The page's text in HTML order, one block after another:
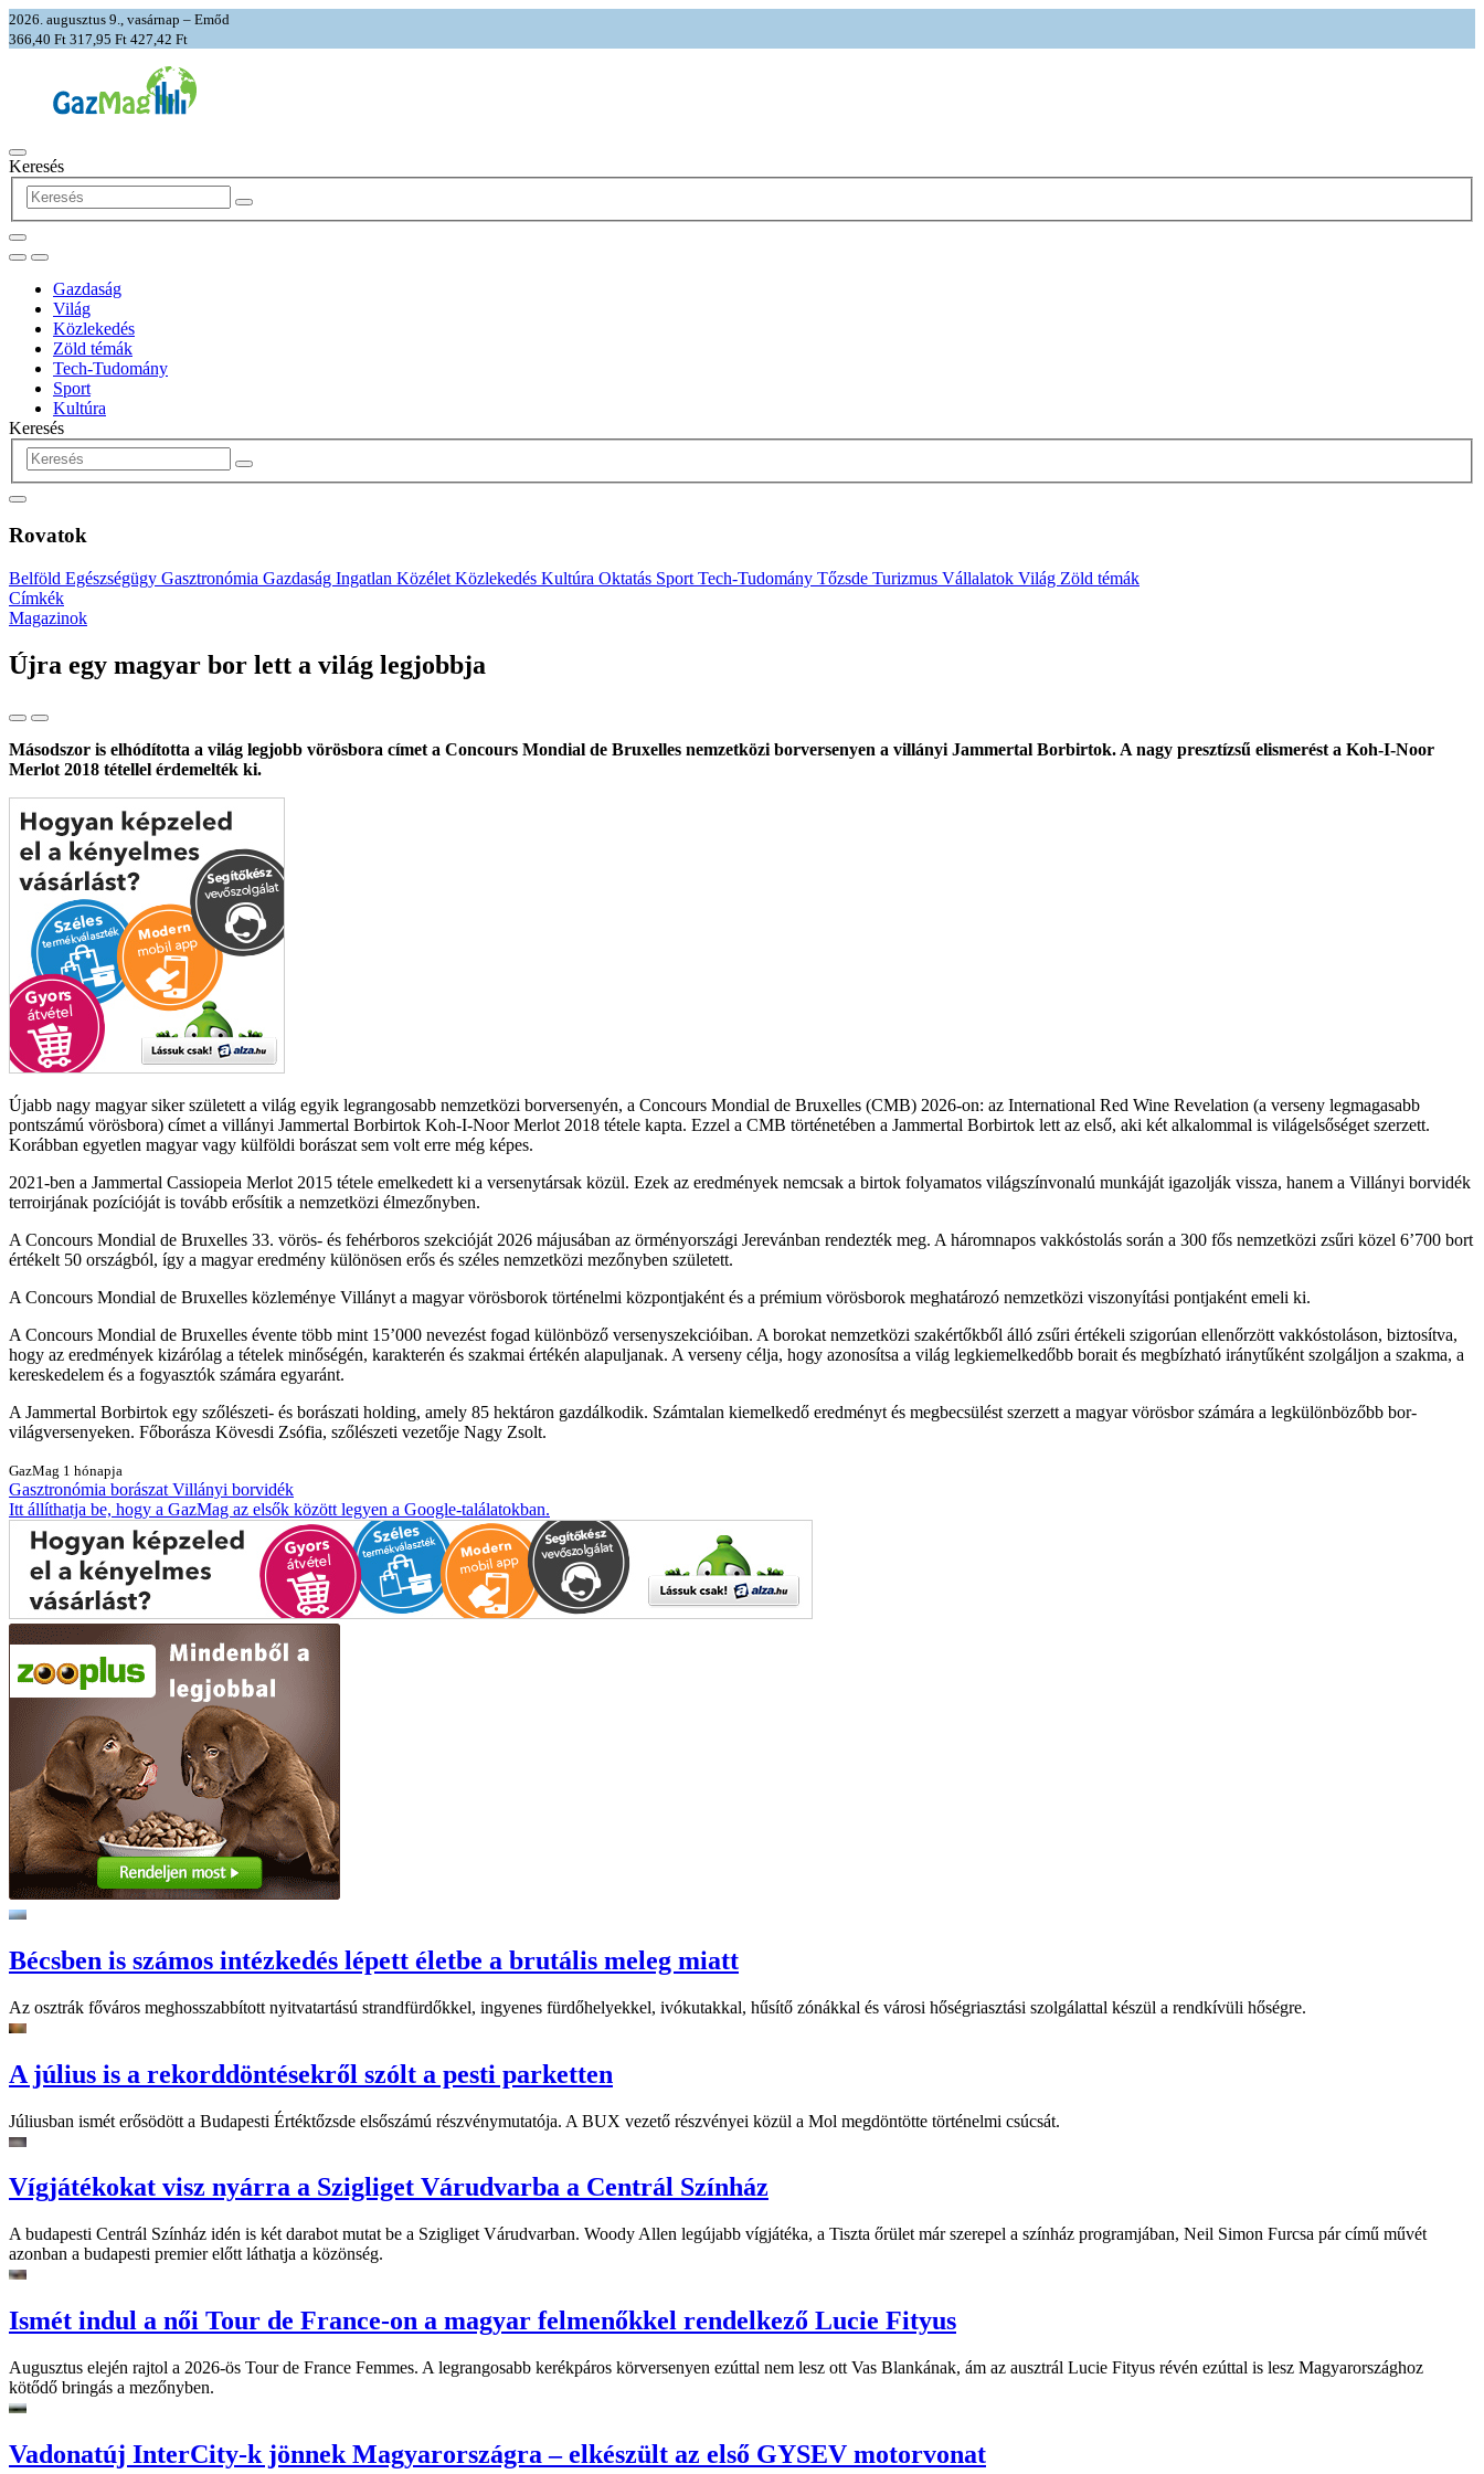
2026. augusztus 9., vasárnap – Emőd
366,40 Ft 317,95 Ft 427,42 Ft
Keresés
Gazdaság
Világ
Közlekedés
Zöld témák
Tech-Tudomány
Sport
Kultúra
Keresés
Rovatok
Belföld Egészségügy Gasztronómia Gazdaság Ingatlan Közélet Közlekedés Kultúra Oktatás Sport Tech-Tudomány Tőzsde Turizmus Vállalatok Világ Zöld témák
Címkék
Magazinok
Újra egy magyar bor lett a világ legjobbja
Másodszor is elhódította a világ legjobb vörösbora címet a Concours Mondial de Bruxelles nemzetközi borversenyen a villányi Jammertal Borbirtok. A nagy presztízsű elismerést a Koh-I-Noor
Merlot 2018 tétellel érdemelték ki.
Újabb nagy magyar siker született a világ egyik legrangosabb nemzetközi borversenyén, a Concours Mondial de Bruxelles (CMB) 2026-on: az International Red Wine Revelation (a verseny legmagasabb
pontszámú vörösbora) címet a villányi Jammertal Borbirtok Koh-I-Noor Merlot 2018 tétele kapta. Ezzel a CMB történetében a Jammertal Borbirtok lett az első, aki két alkalommal is világelsőséget szerzett.
Korábban egyetlen magyar vagy külföldi borászat sem volt erre még képes.
2021-ben a Jammertal Cassiopeia Merlot 2015 tétele emelkedett ki a versenytársak közül. Ezek az eredmények nemcsak a birtok folyamatos világszínvonalú munkáját igazolják vissza, hanem a Villányi borvidék
terroirjának pozícióját is tovább erősítik a nemzetközi élmezőnyben.
A Concours Mondial de Bruxelles 33. vörös- és fehérboros szekcióját 2026 májusában az örményországi Jerevánban rendezték meg. A háromnapos vakkóstolás során a 300 fős nemzetközi zsűri közel 6’700 bort
értékelt 50 országból, így a magyar eredmény különösen erős és széles nemzetközi mezőnyben született.
A Concours Mondial de Bruxelles közleménye Villányt a magyar vörösborok történelmi központjaként és a prémium vörösborok meghatározó nemzetközi viszonyítási pontjaként emeli ki.
A Concours Mondial de Bruxelles évente több mint 15’000 nevezést fogad különböző versenyszekcióiban. A borokat nemzetközi szakértőkből álló zsűri értékeli szigorúan ellenőrzött vakkóstoláson, biztosítva,
hogy az eredmények kizárólag a tételek minőségén, karakterén és szakmai értékén alapuljanak. A verseny célja, hogy azonosítsa a világ legkiemelkedőbb borait és megbízható iránytűként szolgáljon a szakma, a
kereskedelem és a fogyasztók számára egyaránt.
A Jammertal Borbirtok egy szőlészeti- és borászati holding, amely 85 hektáron gazdálkodik. Számtalan kiemelkedő eredményt és megbecsülést szerzett a magyar vörösbor számára a legkülönbözőbb bor-
világversenyeken. Főborásza Kövesdi Zsófia, szőlészeti vezetője Nagy Zsolt.
GazMag 1 hónapja
Gasztronómia borászat Villányi borvidék
Itt állíthatja be, hogy a GazMag az elsők között legyen a Google-találatokban.
Bécsben is számos intézkedés lépett életbe a brutális meleg miatt
Az osztrák főváros meghosszabbított nyitvatartású strandfürdőkkel, ingyenes fürdőhelyekkel, ivókutakkal, hűsítő zónákkal és városi hőségriasztási szolgálattal készül a rendkívüli hőségre.
A július is a rekorddöntésekről szólt a pesti parketten
Júliusban ismét erősödött a Budapesti Értéktőzsde elsőszámú részvénymutatója. A BUX vezető részvényei közül a Mol megdöntötte történelmi csúcsát.
Vígjátékokat visz nyárra a Szigliget Várudvarba a Centrál Színház
A budapesti Centrál Színház idén is két darabot mutat be a Szigliget Várudvarban. Woody Allen legújabb vígjátéka, a Tiszta őrület már szerepel a színház programjában, Neil Simon Furcsa pár című művét
azonban a budapesti premier előtt láthatja a közönség.
Ismét indul a női Tour de France-on a magyar felmenőkkel rendelkező Lucie Fityus
Augusztus elején rajtol a 2026-ös Tour de France Femmes. A legrangosabb kerékpáros körversenyen ezúttal nem lesz ott Vas Blankának, ám az ausztrál Lucie Fityus révén ezúttal is lesz Magyarországhoz
kötődő bringás a mezőnyben.
Vadonatúj InterCity-k jönnek Magyarországra – elkészült az első GYSEV motorvonat